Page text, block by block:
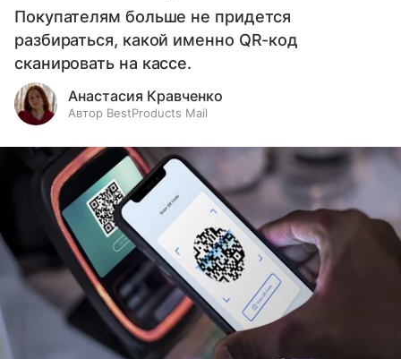
Покупателям больше не придется
разбираться, какой именно QR-код
сканировать на кассе.
Анастасия Кравченко
Автор BestProducts Mail